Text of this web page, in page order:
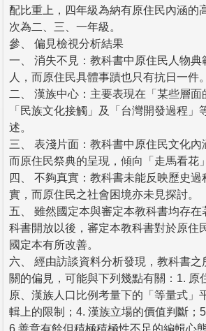
配比重上，四年級為納有原住民內涵的
次為二、三、一年級。
參、 偏見檢視分析結果
一、 消失不見：教科書中原住民人物典
人，而原住民具體事蹟也只有抗日一件。
二、 漢族中心：主要表現在「某些層面
「民族文化接觸」及「台灣開發過程」
述。
三、 表淺片面：教科書中原住民文化內
而原住民祭典的呈現，傾向「走馬看花
四、 不夠真實：教科書未能反映歷史過
實，而原住民之社會困境亦未見探討。
五、 雖然國定本與審定本教科書均存在
科書開放以後，審定本教科書對於原住
國定本有所改善。
六、 經由訪談資料分析發現，教科書
關的偏見，可能與下列幾點有關：1. 原
原、漢族人口比例考量下的「等量式」
輯上的限制；4. 漢族立場的價值判斷；
6.善意有餘但積極積極性不足的編輯心